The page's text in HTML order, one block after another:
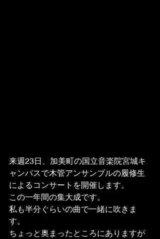
来週23日、加美町の国立音楽院宮城キ
ャンパスで木管アンサンブルの履修生
によるコンサートを開催します。
この一年間の集大成です。
私も半分ぐらいの曲で一緒に吹きま
す。
ちょっと奥まったところにありますが